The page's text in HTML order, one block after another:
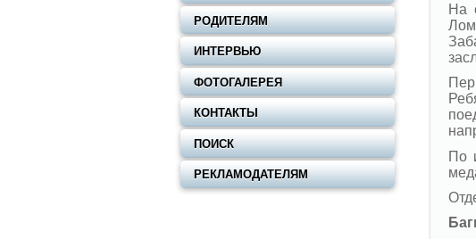
На
По
РОДИТЕЛЯМ
ИНТЕРВЬЮ
ФОТОГАЛЕРЕЯ
КОНТАКТЫ
ПОИСК
РЕКЛАМОДАТЕЛЯМ